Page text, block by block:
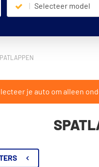
Selecteer model
je auto om alleen